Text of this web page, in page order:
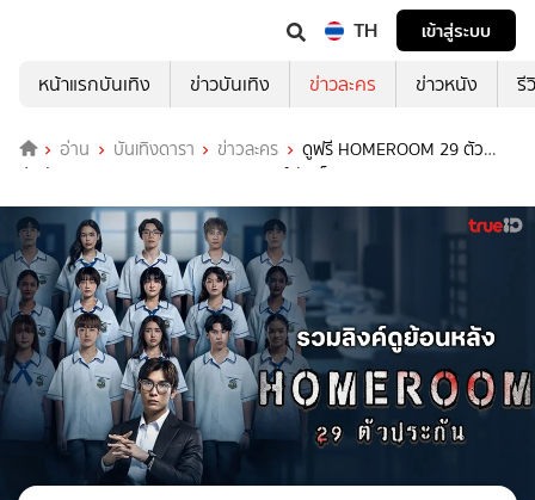
TH
เข้าสู่ระบบ
หน้าแรกบันเทิง
ข่าวบันเทิง ข่าวละคร ข่าวหนัง รี
อ่าน บันเทิงดารา ข่าวละคร
ดูฟรี HOMEROOM 29 ตัว
ประกัน ทุกตอนทาง TrueID มิว ศุภศิษฏ์ จัดเต็มการแสดง